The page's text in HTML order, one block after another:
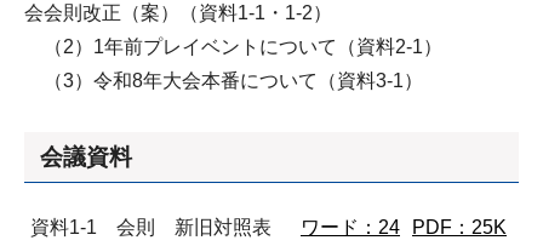
会会則改正（案）（資料1-1・1-2）
（2）1年前プレイベントについて（資料2-1）
（3）令和8年大会本番について（資料3-1）
会議資料
資料1-1 会則 新旧対照表
ワード：24
PDF：25K